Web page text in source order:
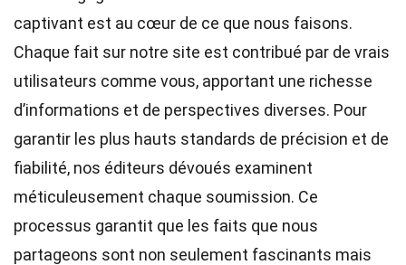
captivant est au cœur de ce que nous faisons.
Chaque fait sur notre site est contribué par de vrais
utilisateurs comme vous, apportant une richesse
d’informations et de perspectives diverses. Pour
garantir les plus hauts standards de précision et de
fiabilité, nos éditeurs dévoués examinent
méticuleusement chaque soumission. Ce
processus garantit que les faits que nous
partageons sont non seulement fascinants mais